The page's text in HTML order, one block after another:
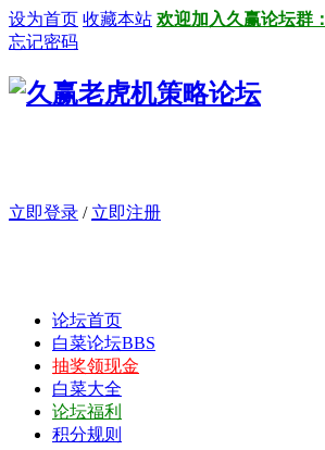
设为首页 收藏本站 欢迎加入久赢论坛群：
忘记密码
立即登录 / 立即注册
论坛首页
白菜论坛BBS
抽奖领现金
白菜大全
论坛福利
积分规则